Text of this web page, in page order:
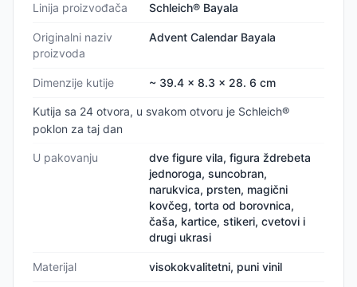
Linija proizvođača Schleich® Bayala
Originalni naziv
proizvoda
Advent Calendar Bayala
Dimenzije kutije ~ 39.4 x 8.3 x 28. 6 cm
Kutija sa 24 otvora, u svakom otvoru je Schleich®
poklon za taj dan
U pakovanju
dve figure vila, figura ždrebeta
jednoroga, suncobran,
narukvica, prsten, magični
kovčeg, torta od borovnica,
čaša, kartice, stikeri, cvetovi i
drugi ukrasi
Materijal visokokvalitetni, puni vinil